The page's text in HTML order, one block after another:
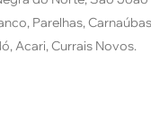
Parelhas,
Acari, Currais Novos.